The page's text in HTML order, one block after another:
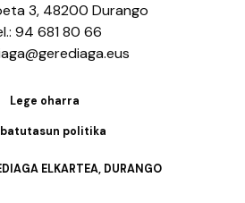
3, 48200 Durango
94 681 80 66
ELKARTEA, DURANGO
Lege oharra
politika